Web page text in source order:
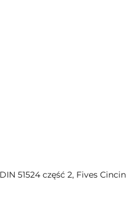
51524 część 2, Fives